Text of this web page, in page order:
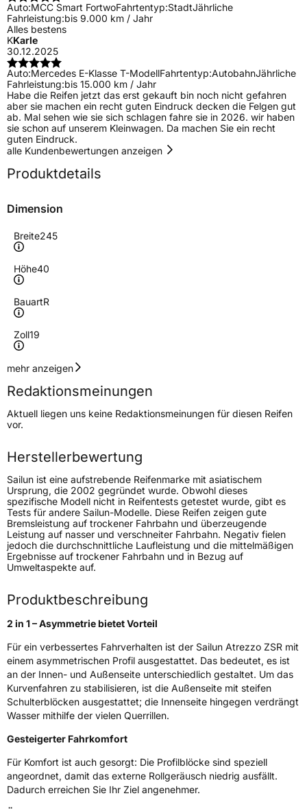
Auto:MCC Smart FortwoFahrtentyp:StadtJährliche
Fahrleistung:bis 9.000 km / Jahr
Alles bestens
KKarle
30.12.2025
Auto:Mercedes E-Klasse T-ModellFahrtentyp:AutobahnJährliche
Fahrleistung:bis 15.000 km / Jahr
Habe die Reifen jetzt das erst gekauft bin noch nicht gefahren
aber sie machen ein recht guten Eindruck decken die Felgen gut
ab. Mal sehen wie sie sich schlagen fahre sie in 2026. wir haben
sie schon auf unserem Kleinwagen. Da machen Sie ein recht
guten Eindruck.
alle Kundenbewertungen anzeigen
Produktdetails
Dimension
Breite245
Höhe40
BauartR
Zoll19
Geschwindigkeitsindex
Höchstgeschwindigkeit
300 km/h
Lastindex98
Höchstlast750 kg
Generelle Merkmale
FahrzeugtypPKW
Verwendung Sommerreifen
ModellnameAtrezzo ZSR
FahrzeugartPKW & SUV
ZustandNeureifen
VerstärktXL
EU Label
EffizienzD
mehr anzeigen
Redaktionsmeinungen
Aktuell liegen uns keine Redaktionsmeinungen für diesen Reifen
vor.
Herstellerbewertung
Sailun ist eine aufstrebende Reifenmarke mit asiatischem
Ursprung, die 2002 gegründet wurde. Obwohl dieses
spezifische Modell nicht in Reifentests getestet wurde, gibt es
Tests für andere Sailun-Modelle. Diese Reifen zeigen gute
Bremsleistung auf trockener Fahrbahn und überzeugende
Leistung auf nasser und verschneiter Fahrbahn. Negativ fielen
jedoch die durchschnittliche Laufleistung und die mittelmäßigen
Ergebnisse auf trockener Fahrbahn und in Bezug auf
Umweltaspekte auf.
Produktbeschreibung
2 in 1 – Asymmetrie bietet Vorteil
Für ein verbessertes Fahrverhalten ist der Sailun Atrezzo ZSR mit
einem asymmetrischen Profil ausgestattet. Das bedeutet, es ist
an der Innen- und Außenseite unterschiedlich gestaltet. Um das
Kurvenfahren zu stabilisieren, ist die Außenseite mit steifen
Schulterblöcken ausgestattet; die Innenseite hingegen verdrängt
Wasser mithilfe der vielen Querrillen.
Gesteigerter Fahrkomfort
Für Komfort ist auch gesorgt: Die Profilblöcke sind speziell
angeordnet, damit das externe Rollgeräusch niedrig ausfällt.
Dadurch erreichen Sie Ihr Ziel angenehmer.